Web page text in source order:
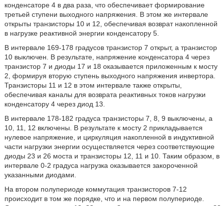
конденсаторе 4 в два раза, что обеспечивает формирование
третьей ступени выходного напряжения. В этом же интервале
открыты транзисторы 10 и 12, обеспечивая возврат накопленной
в нагрузке реактивной энергии конденсатору 5.
В интервале 169-178 градусов транзистор 7 открыт, а транзистор
10 выключен. В результате, напряжение конденсатора 4 через
транзистор 7 и диоды 17 и 18 оказывается приложенным к мосту
2, формируя вторую ступень выходного напряжения инвертора.
Транзисторы 11 и 12 в этом интервале также открыты,
обеспечивая каналы для возврата реактивных токов нагрузки
конденсатору 4 через диод 13.
В интервале 178-182 градуса транзисторы 7, 8, 9 выключены, а
10, 11, 12 включены. В результате к мосту 2 прикладывается
нулевое напряжение, и циркуляция накопленной в индуктивной
части нагрузки энергии осуществляется через соответствующие
диоды 23 и 26 моста и транзисторы 12, 11 и 10. Таким образом, в
интервале 0-2 градуса нагрузка оказывается закороченной
указанными диодами.
На втором полупериоде коммутация транзисторов 7-12
происходит в том же порядке, что и на первом полупериоде.